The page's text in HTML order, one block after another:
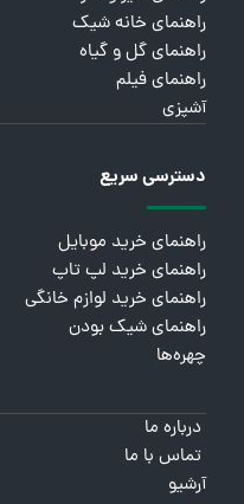
راهنمای خانه شیک
راهنمای گل و گیاه
راهنمای فیلم
آشپزی
دسترسی سریع
راهنمای خرید موبایل
راهنمای خرید لپ تاپ
راهنمای خرید لوازم خانگی
راهنمای شیک بودن
چهره‌ها
درباره ما
تماس با ما
آرشیو